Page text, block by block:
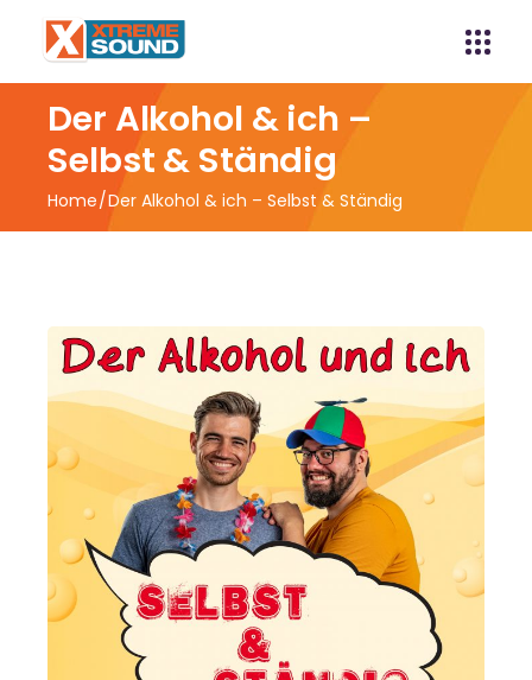
Der Alkohol & ich –
Selbst & Ständig
Home Der Alkohol & ich – Selbst & Ständig